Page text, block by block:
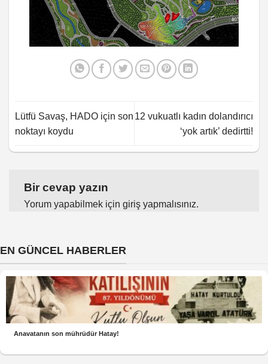
Lütfü Savaş, HADO için son
noktayı koydu
12 vukuatlı kadın dolandırıcı
‘yok artık’ dedirtti!
Bir cevap yazın
Yorum yapabilmek için giriş yapmalısınız.
EN GÜNCEL HABERLER
Anavatanın son mührüdür Hatay!